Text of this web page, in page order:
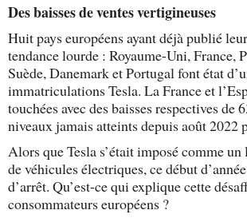
Des baisses de ventes vertigineuses
Huit pays européens ayant déjà publié
tendance lourde : Royaume-Uni, France,
Suède, Danemark et Portugal font état
immatriculations Tesla. La France et
touchées avec des baisses respectives de
niveaux jamais atteints depuis août 2022
Alors que Tesla s’était imposé comme
de véhicules électriques, ce début
d’arrêt. Qu’est-ce qui explique cette
consommateurs européens ?